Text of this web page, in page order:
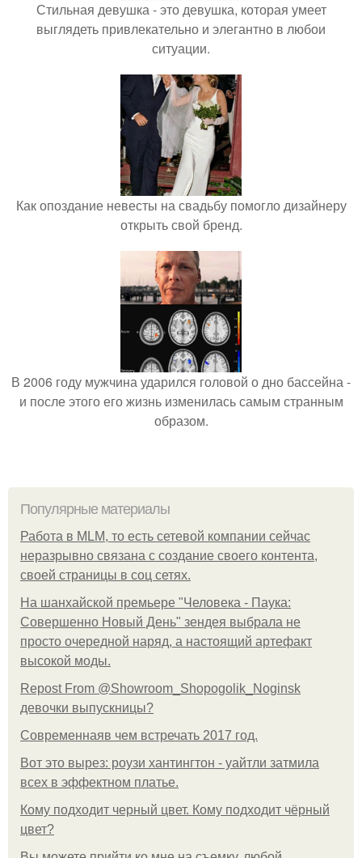
Стильная девушка - это девушка, которая умеет
выглядеть привлекательно и элегантно в любои
ситуации.
Как опоздание невесты на свадьбу помогло дизайнеру
открыть свой бренд.
В 2006 году мужчина ударился головой о дно бассейна -
и после этого его жизнь изменилась самым странным
образом.
Популярные материалы
Работа в MLM, то есть сетевой компании сейчас
неразрывно связана с создание своего контента,
своей страницы в соц сетях.
На шанхайской премьере "Человека - Паука:
Совершенно Новый День" зендея выбрала не
просто очередной наряд, а настоящий артефакт
высокой моды.
Repost From @Showroom_Shopogolik_Noginsk
девочки выпускницы?
Современнаяв чем встречать 2017 год.
Вот это вырез: роузи хантингтон - уайтли затмила
всех в эффектном платьe.
Кому подходит черный цвет. Кому подходит чёрный
цвет?